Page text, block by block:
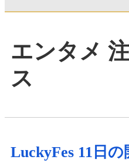
エンタメ
ス
LuckyFes 11日